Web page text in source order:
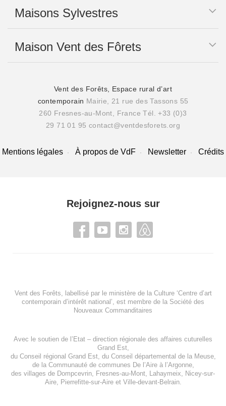
Maisons Sylvestres
Maison Vent des Fôrets
Vent des Forêts, Espace rural d’art
contemporain Mairie, 21 rue des Tassons 55
260 Fresnes-au-Mont, France Tél. +33 (0)3
29 71 01 95 contact@ventdesforets.org
Mentions légales À propos de VdF Newsletter Crédits
Rejoignez-nous sur
Vent des Forêts, labellisé par le ministère de la Culture ‘Centre d’art
contemporain d’intérêt national’, est membre de la Société des
Nouveaux Commanditaires
Avec le soutien de l’Etat – direction régionale des affaires cuturelles
Grand Est,
du Conseil régional Grand Est, du Conseil départemental de la Meuse,
de la Communauté de communes De l’Aire à l’Argonne,
des villages de Dompcevrin Fresnes-au-Mont Lahaymeix
Nicey-sur-
Aire, Pierrefitte-sur-Aireet Ville-devant-Belrain.